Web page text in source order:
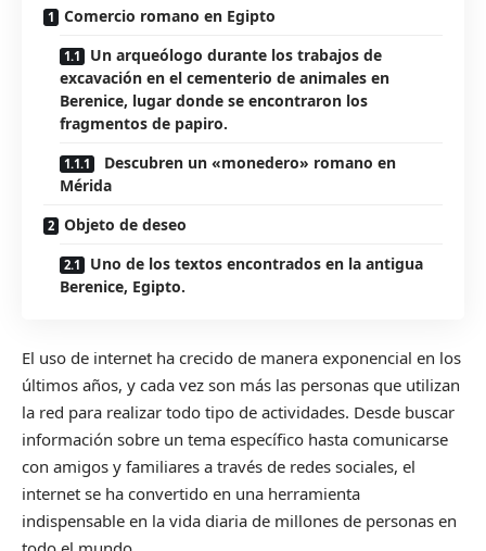
Comercio romano en Egipto
Un arqueólogo durante los trabajos de
excavación en el cementerio de animales en
Berenice, lugar donde se encontraron los
fragmentos de papiro.
Descubren un «monedero» romano en
Mérida
Objeto de deseo
Uno de los textos encontrados en la antigua
Berenice, Egipto.
El uso de internet ha crecido de manera exponencial en los
últimos años, y cada vez son más las personas que utilizan
la red para realizar todo tipo de actividades. Desde buscar
información sobre un tema específico hasta comunicarse
con amigos y familiares a través de redes sociales, el
internet se ha convertido en una herramienta
indispensable en la vida diaria de millones de personas en